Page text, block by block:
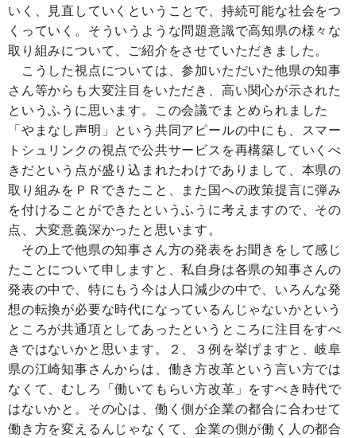
いく、見直していくということで、持続可能な社会をつ
くっていく。そういうような問題意識で高知県の様々な
取り組みについて、ご紹介をさせていただきました。
こうした視点については、参加いただいた他県の知事
さん等からも大変注目をいただき、高い関心が示された
というふうに思います。この会議でまとめられました
「やまなし声明」という共同アピールの中にも、スマー
トシュリンクの視点で公共サービスを再構築していくべ
きだという点が盛り込まれたわけでありまして、本県の
取り組みをＰＲできたこと、また国への政策提言に弾み
を付けることができたというふうに考えますので、その
点、大変意義深かったと思います。
その上で他県の知事さん方の発表をお聞きをして感じ
たことについて申しますと、私自身は各県の知事さんの
発表の中で、特にもう今は人口減少の中で、いろんな発
想の転換が必要な時代になっているんじゃないかという
ところが共通項としてあったというところに注目をすべ
きではないかと思います。２、３例を挙げますと、岐阜
県の江崎知事さんからは、働き方改革という言い方では
なくて、むしろ「働いてもらい方改革」をすべき時代で
はないかと。その心は、働く側が企業の都合に合わせて
働き方を変えるんじゃなくて、企業の側が働く人の都合